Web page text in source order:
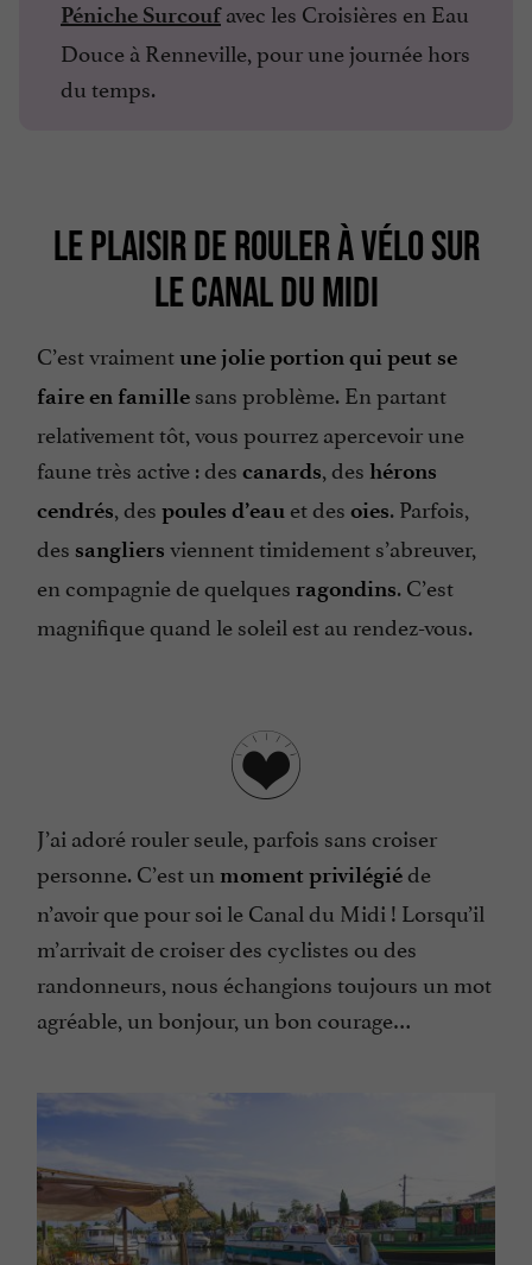
Péniche Surcoufavec les Croisières en Eau
Douce à Renneville, pour une journée hors
du temps.
LE PLAISIR DE ROULER À VÉLO SUR
LE CANAL DU MIDI
C’est vraimentune jolieportionqui peut se
faire en famille sans problème. En partant
relativement tôt, vous pourrez apercevoir une
faune très active : des canards, des hérons
cendrés, des poules d’eau et des oies. Parfois,
des sangliers viennent timidement s’abreuver,
en compagnie de quelques ragondins. C’est
magnifique quand le soleil est au rendez-vous.
J’ai adoré rouler seule, parfois sans croiser
personne. C’est un moment privilégiéde
n’avoir que pour soi le Canal du Midi ! Lorsqu’il
m’arrivait de croiser des cyclistes ou des
randonneurs, nous échangions toujours un mot
agréable, un bonjour, un bon courage…